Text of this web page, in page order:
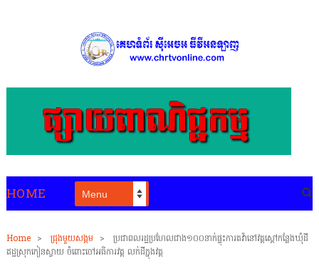
HOME
Home > ជ្រុងមួយសង្គម >
ប្រជាពលរដ្ឋប្រហែលជាង១០០នាក់ផ្ទុះការតវ៉ានៅវត្តស្ដៅកន្លែងឃុំដី
ឥដ្ឋស្រុកកៀនស្វាយ ចំពោះចៅអធិការវត្ត លក់ដីក្នុងវត្ត